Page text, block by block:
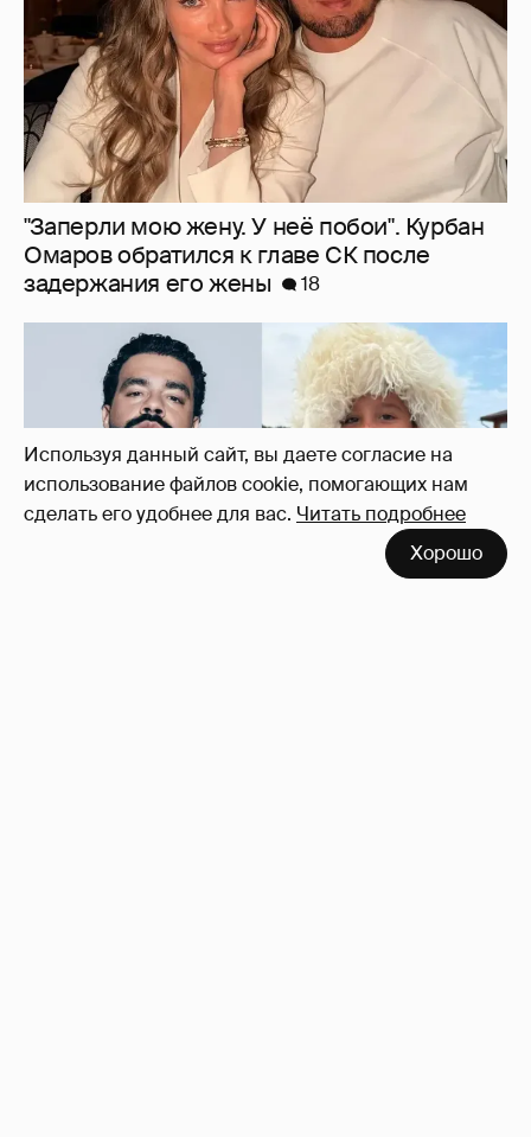
Используя данный сайт, вы даете согласие на
использование файлов cookie, помогающих нам
сделать его удобнее для вас. Читать подробнее
Хорошо
"Мужик растёт". Тимати отправил
шестилетнего сына в лагерь для
мальчиков в Дагестане